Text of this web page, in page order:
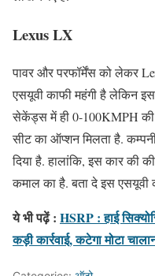
Lexus LX
पावर और परफॉर्मेंस को लेकर
एसयूवी काफी महंगी है लेकिन
सेकेंड्स में ही 0-100KMPH की
सीट का ऑप्शन मिलता है.
दिया है. हालांकि, इस कार की
कमाल का है. बता दे इस एसयूवी
ये भी पढ़ें : HSRP : हाई
कड़ी कार्रवाई, कटेगा मोटा